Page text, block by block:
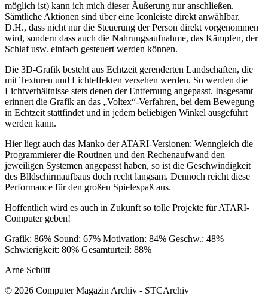
möglich ist) kann ich mich dieser Äußerung nur anschließen.
Sämtliche Aktionen sind über eine Iconleiste direkt anwählbar.
D.H., dass nicht nur die Steuerung der Person direkt vorgenommen
wird, sondern dass auch die Nahrungsaufnahme, das Kämpfen, der
Schlaf usw. einfach gesteuert werden können.
Die 3D-Grafik besteht aus Echtzeit gerenderten Landschaften, die
mit Texturen und Lichteffekten versehen werden. So werden die
Lichtverhältnisse stets denen der Entfernung angepasst. Insgesamt
erinnert die Grafik an das „Voltex“-Verfahren, bei dem Bewegung
in Echtzeit stattfindet und in jedem beliebigen Winkel ausgeführt
werden kann.
Hier liegt auch das Manko der ATARI-Versionen: Wenngleich die
Programmierer die Routinen und den Rechenaufwand den
jeweiligen Systemen angepasst haben, so ist die Geschwindigkeit
des Blldschirmaufbaus doch recht langsam. Dennoch reicht diese
Performance für den großen Spielespaß aus.
Hoffentlich wird es auch in Zukunft so tolle Projekte für ATARI-
Computer geben!
Grafik: 86% Sound: 67% Motivation: 84% Geschw.: 48%
Schwierigkeit: 80% Gesamturteil: 88%
Arne Schütt
© 2026 Computer Magazin Archiv - STCArchiv